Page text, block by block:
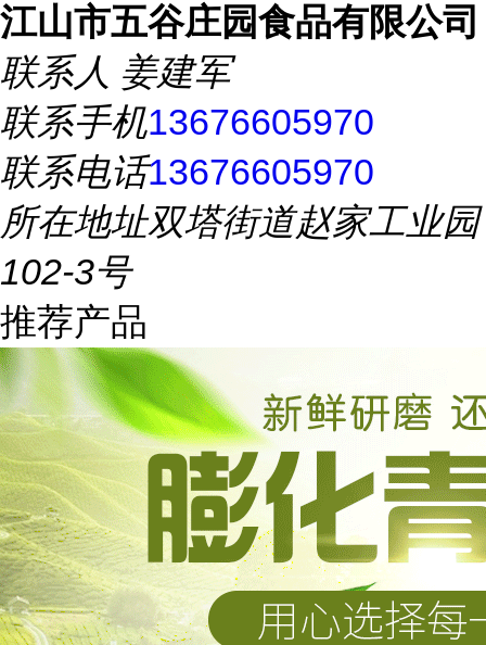
江山市五谷庄园食品有限公司
联系人 姜建军
联系手机13676605970
联系电话13676605970
所在地址双塔街道赵家工业园
102-3号
推荐产品